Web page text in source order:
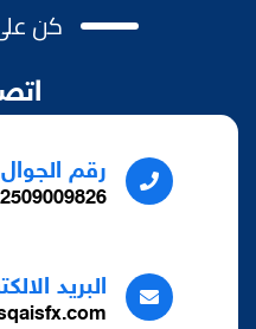
كن
رقم الجوال
البريد